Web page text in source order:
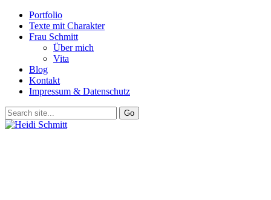
Portfolio
Texte mit Charakter
Frau Schmitt
Über mich
Vita
Blog
Kontakt
Impressum & Datenschutz